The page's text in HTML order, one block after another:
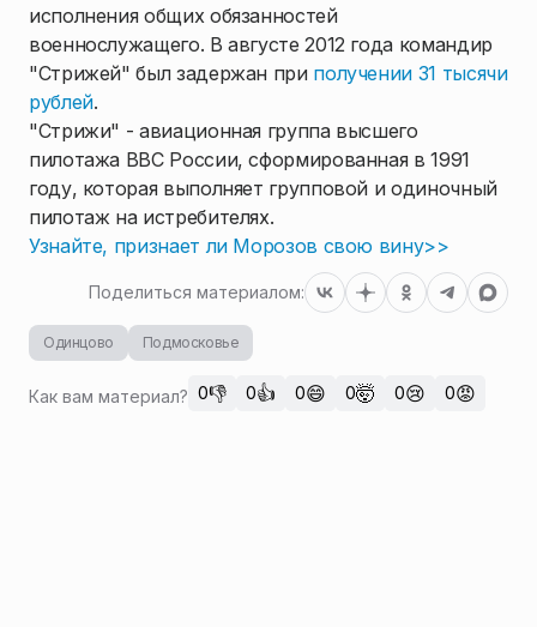
исполнения общих обязанностей
военнослужащего. В августе 2012 года командир
"Стрижей" был задержан при получении 31 тысячи
рублей.
"Стрижи" - авиационная группа высшего
пилотажа ВВС России, сформированная в 1991
году, которая выполняет групповой и одиночный
пилотаж на истребителях.
Узнайте, признает ли Морозов свою вину>>
Поделиться материалом:
Одинцово Подмосковье
Как вам материал? 0👎 0👍 0😄 0🤯 0😢 0😡